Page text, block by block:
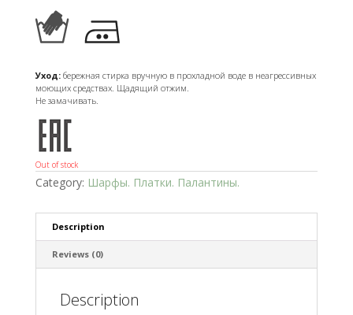
Уход:бережная стирка вручную в прохладной воде в неагрессивных
моющих средствах. Щадящий отжим.
Не замачивать.
Out of stock
Category: Шарфы. Платки. Палантины.
Description
Reviews (0)
Description